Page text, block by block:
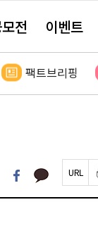
전 이벤트
팩트브리핑
페
이
스
카
카 페
이
지